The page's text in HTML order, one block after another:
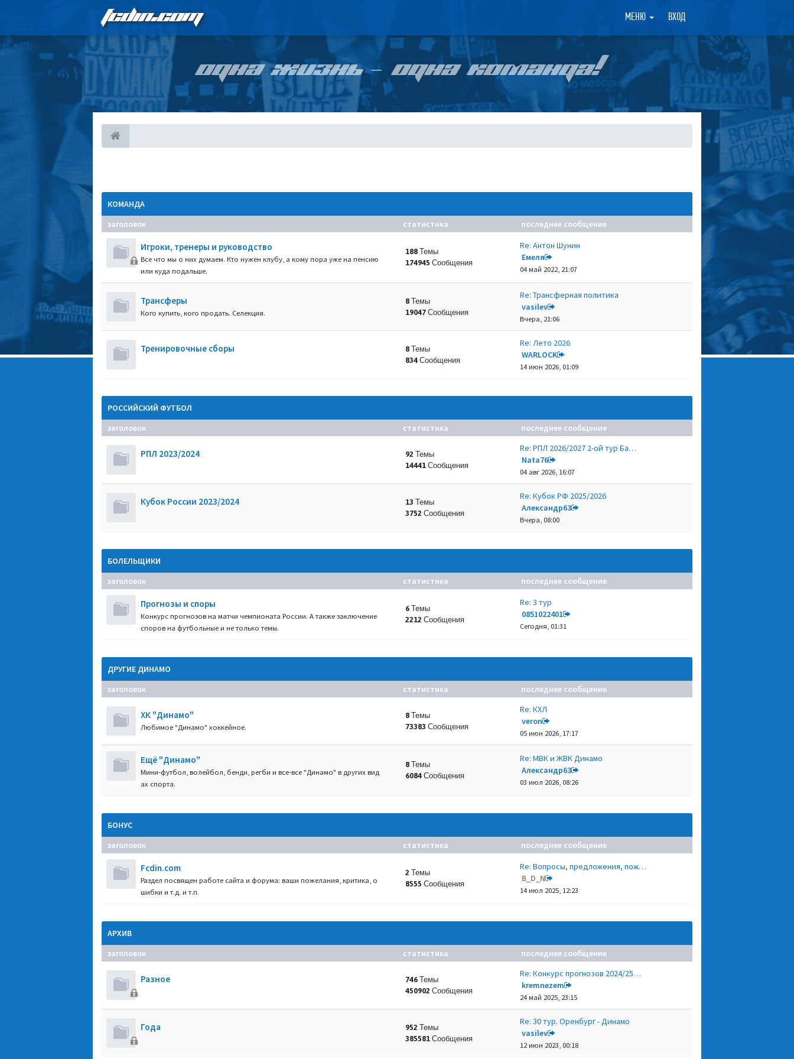
FCDIN.COM МЕНЮ ВХОД ×
ОДНА ЖИЗНЬ – ОДНА КОМАНДА!
КОМАНДА
заголовок
статистика последнее сообщение
Игроки, тренеры и руководство
Все что мы о них думаем. Кто нужен клубу, а кому пора уже на пенсию
или куда подальше.
188 Темы
174945 Сообщения
Re: Антон Шунин
Емеля
04 май 2022, 21:07
Трансферы
Кого купить, кого продать. Селекция.
8 Темы
19047 Сообщения
Re: Трансферная политика
vasilev
Вчера, 21:06
Тренировочные сборы
8 Темы
834 Сообщения
Re: Лето 2026
WARLOCK
14 июн 2026, 01:09
РОССИЙСКИЙ ФУТБОЛ
заголовок
статистика последнее сообщение
РПЛ 2023/2024
92 Темы
14441 Сообщения
Re: РПЛ 2026/2027 2-ой тур Ба…
Nata76
04 авг 2026, 16:07
Кубок России 2023/2024
13 Темы
3752 Сообщения
Re: Кубок РФ 2025/2026
Александр63
Вчера, 08:00
БОЛЕЛЬЩИКИ
заголовок
статистика последнее сообщение
Прогнозы и споры
Конкурс прогнозов на матчи чемпионата России. А также заключение
споров на футбольные и не только темы.
6 Темы
2212 Сообщения
Re: 3 тур
0851022401
Сегодня, 01:31
ДРУГИЕ ДИНАМО
заголовок
статистика последнее сообщение
ХК "Динамо"
Любимое "Динамо" хоккейное.
8 Темы
73383 Сообщения
Re: КХЛ
veron
05 июн 2026, 17:17
Ещё "Динамо"
Мини-футбол, волейбол, бенди, регби и все-все "Динамо" в других вид
ах спорта.
8 Темы
6084 Сообщения
Re: МВК и ЖВК Динамо
Александр63
03 июл 2026, 08:26
БОНУС
заголовок
статистика последнее сообщение
Fcdin.com
Раздел посвящен работе сайта и форума: ваши пожелания, критика, о
шибки и т.д. и т.п.
2 Темы
8555 Сообщения
Re: Вопросы, предложения, пож…
B_D_N
14 июл 2025, 12:23
АРХИВ
заголовок
статистика последнее сообщение
Разное
746 Темы
450902 Сообщения
Re: Конкурс прогнозов 2024/25…
kremnezem
24 май 2025, 23:15
Года
952 Темы
385581 Сообщения
Re: 30 тур. Оренбург - Динамо
vasilev
12 июн 2023, 00:18